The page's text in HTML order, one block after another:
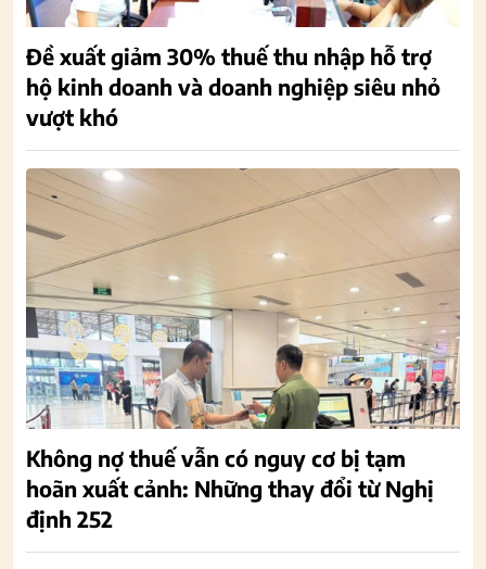
Đề xuất giảm 30% thuế thu nhập hỗ trợ
hộ kinh doanh và doanh nghiệp siêu nhỏ
vượt khó
Không nợ thuế vẫn có nguy cơ bị tạm
hoãn xuất cảnh: Những thay đổi từ Nghị
định 252